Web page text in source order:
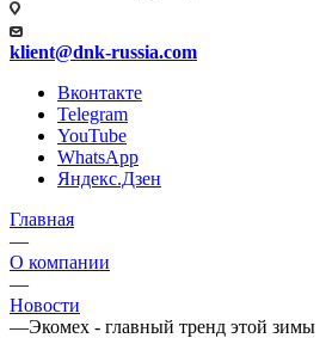
klient@dnk-russia.com
Вконтакте
Telegram
YouTube
WhatsApp
Яндекс.Дзен
Главная
—
О компании
—
Новости
—Экомех - главный тренд этой зимы